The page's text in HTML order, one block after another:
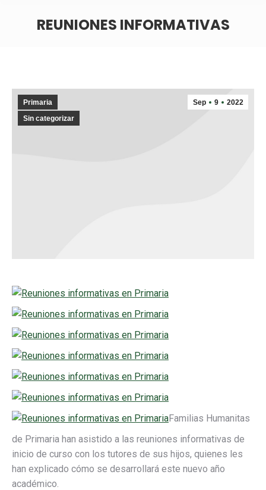
REUNIONES INFORMATIVAS
Sep 9 2022
Primaria
Sin categorizar
Familias Humanitas
de Primaria han asistido a las reuniones informativas de
inicio de curso con los tutores de sus hijos, quienes les
han explicado cómo se desarrollará este nuevo año
académico.